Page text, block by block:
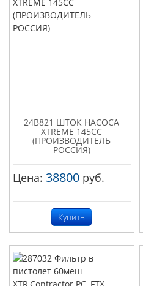
24B821 ШТОК НАСОСА
XTREME 145CC
(ПРОИЗВОДИТЕЛЬ
РОССИЯ)
Цена: 38800 руб.
Купить